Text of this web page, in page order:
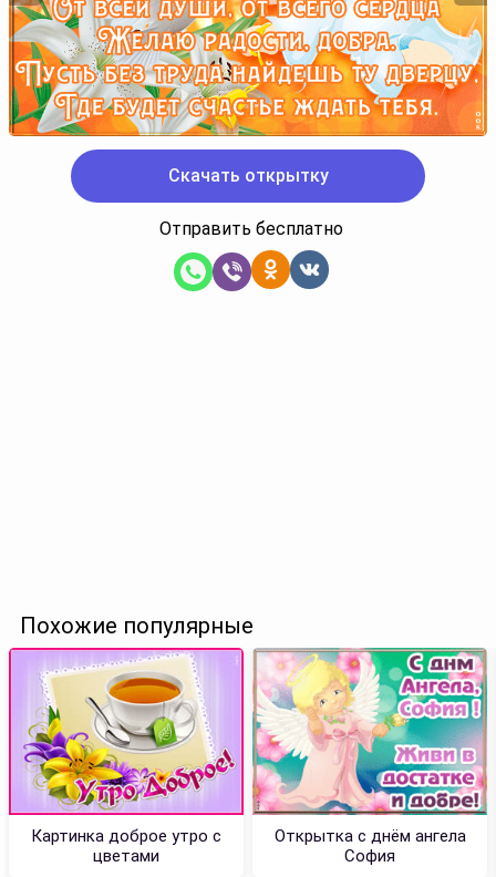
Скачать открытку
Отправить бесплатно
Похожие популярные
Картинка доброе утро с
цветами
Открытка с днём ангела
София